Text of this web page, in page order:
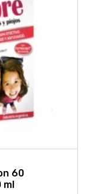
60
ml